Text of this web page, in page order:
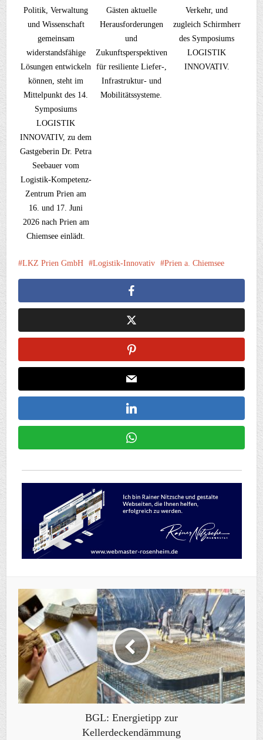
Politik, Verwaltung
und Wissenschaft
gemeinsam
widerstandsfähige
Lösungen entwickeln
können, steht im
Mittelpunkt des 14.
Symposiums
LOGISTIK
INNOVATIV, zu dem
Gastgeberin Dr. Petra
Seebauer vom
Logistik-Kompetenz-
Zentrum Prien am
16. und 17. Juni
2026 nach Prien am
Chiemsee einlädt.
Gästen aktuelle
Herausforderungen
und
Zukunftsperspektiven
für resiliente Liefer-,
Infrastruktur- und
Mobilitätssysteme.
Verkehr, und
zugleich Schirmherr
des Symposiums
LOGISTIK
INNOVATIV.
LKZ Prien GmbH Logistik-Innovativ Prien a. Chiemsee
BGL: Energietipp zur
Kellerdeckendämmung